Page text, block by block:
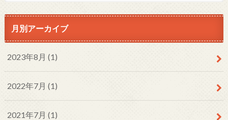
月別アーカイブ
2023年8月 (1)
2022年7月 (1)
2021年7月 (1)